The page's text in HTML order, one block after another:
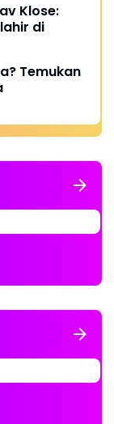
Klose:
di
Temukan